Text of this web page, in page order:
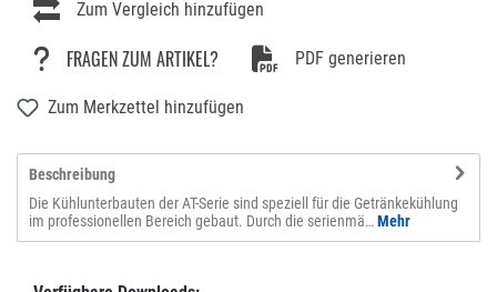
Zum Vergleich hinzufügen
FRAGEN ZUM ARTIKEL? PDF generieren
Zum Merkzettel hinzufügen
Beschreibung
Die Kühlunterbauten der AT-Serie sind speziell für die Getränkekühlung
im professionellen Bereich gebaut. Durch die serienmä… Mehr